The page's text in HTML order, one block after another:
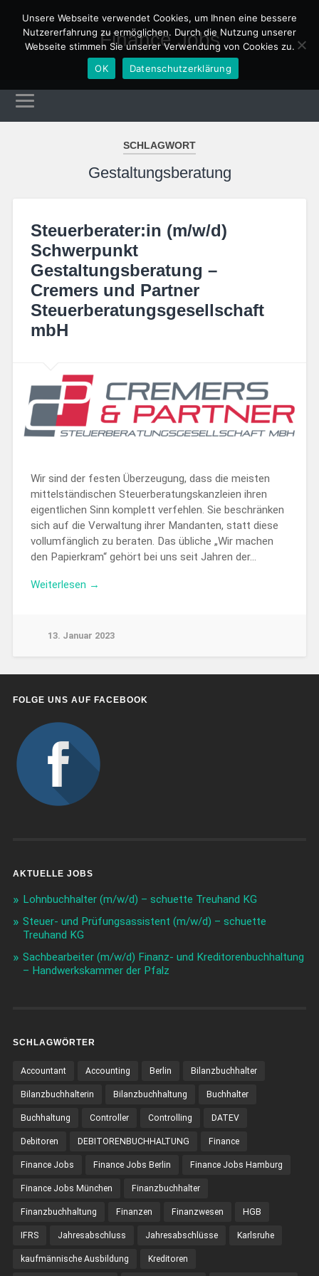
Finance Jobs
SCHLAGWORT
Gestaltungsberatung
Steuerberater:in (m/w/d)
Schwerpunkt
Gestaltungsberatung –
Cremers und Partner
Steuerberatungsgesellschaft
mbH
Wir sind der festen Überzeugung, dass die meisten
mittelständischen Steuerberatungskanzleien ihren
eigentlichen Sinn komplett verfehlen. Sie beschränken
sich auf die Verwaltung ihrer Mandanten, statt diese
vollumfänglich zu beraten. Das übliche „Wir machen
den Papierkram“ gehört bei uns seit Jahren der…
Weiterlesen →
13. Januar 2023
FOLGE UNS AUF FACEBOOK
AKTUELLE JOBS
Lohnbuchhalter (m/w/d) – schuette Treuhand KG
Steuer- und Prüfungsassistent (m/w/d) – schuette
Treuhand KG
Sachbearbeiter (m/w/d) Finanz- und Kreditorenbuchhaltung
– Handwerkskammer der Pfalz
SCHLAGWÖRTER
Accountant Accounting Berlin Bilanzbuchhalter
Bilanzbuchhalterin Bilanzbuchhaltung Buchhalter
Buchhaltung Controller Controlling DATEV
Debitoren DEBITORENBUCHHALTUNG Finance
Finance Jobs Finance Jobs Berlin Finance Jobs Hamburg
Finance Jobs München Finanzbuchhalter
Finanzbuchhaltung Finanzen Finanzwesen HGB
IFRS Jahresabschluss Jahresabschlüsse Karlsruhe
kaufmännische Ausbildung Kreditoren
Unsere Webseite verwendet Cookies, um Ihnen eine bessere
Nutzererfahrung zu ermöglichen. Durch die Nutzung unserer
Webseite stimmen Sie unserer Verwendung von Cookies zu.
OK
Datenschutzerklärung